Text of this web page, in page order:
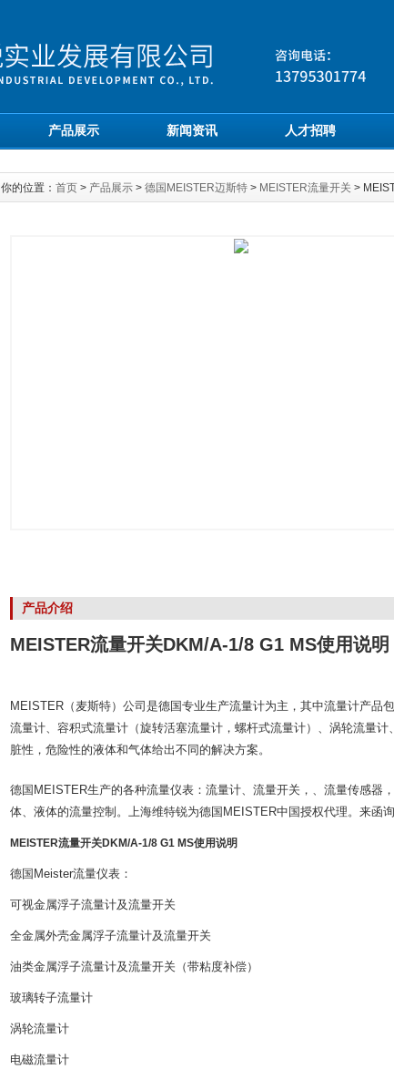
产品展示 新闻资讯 人才招聘
你的位置： 首页 > 产品展示 > 德国MEISTER迈斯特 > MEISTER流量开关 >
产品介绍
MEISTER流量开关DKM/A-1/8 G1 MS使用说明
MEISTER（麦斯特）公司是德国专业生产流量计为主，其中流量计产
流量计、容积式流量计（旋转活塞流量计，螺杆式流量计）、涡轮流量
脏性，危险性的液体和气体给出不同的解决方案。
德国MEISTER生产的各种流量仪表：流量计、流量开关，、流量传感器
体、液体的流量控制。上海维特锐为德国MEISTER中国授权代理。来函询
MEISTER流量开关DKM/A-1/8 G1 MS使用说明
德国Meister流量仪表：
可视金属浮子流量计及流量开关
全金属外壳金属浮子流量计及流量开关
油类金属浮子流量计及流量开关（带粘度补偿）
玻璃转子流量计
涡轮流量计
电磁流量计